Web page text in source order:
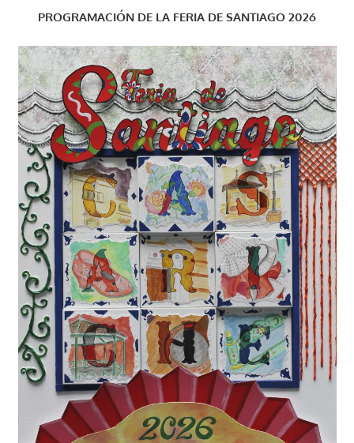
PROGRAMACIÓN DE LA FERIA DE SANTIAGO 2026